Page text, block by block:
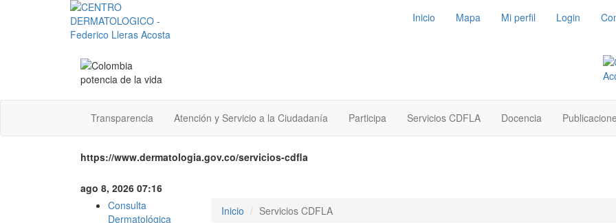
Inicio Mapa Mi perfil Login
Transparencia Atención y Servicio a la Ciudadanía Participa Servicios CDFLA Docencia
https://www.dermatologia.gov.co/servicios-cdfla
ago 8, 2026 07:16
Consulta
Dermatológica
Inicio Servicios CDFLA